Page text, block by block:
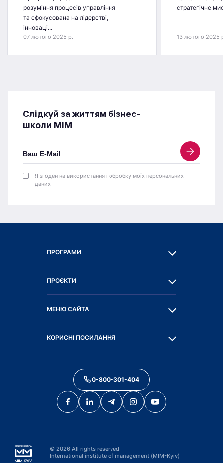
розуміння процесів управління
та сфокусована на лідерстві,
інноваці...
07 лютого 2025 р.
стратегічне
13 лютого 2025
Слідкуй за життям бізнес-
школи МІМ
Я згоден на використання і обробку моїх персональних
даних
ПРОГРАМИ
ПРОЄКТИ
МЕНЮ САЙТА
КОРИСНІ ПОСИЛАННЯ
0-800-301-404
© 2026 All rights reserved
International institute of management (MIM-Kyiv)